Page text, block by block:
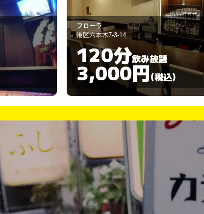
Xアリーナ
港区六本木5-1-11
60分飲み放題
3,000円(税込)